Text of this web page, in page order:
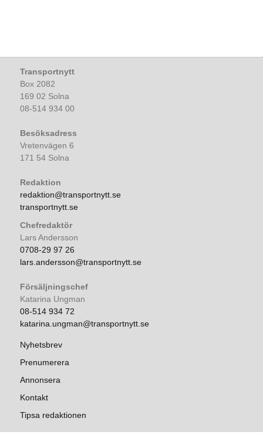
Transportnytt
Box 2082
169 02 Solna
08-514 934 00
Besöksadress
Vretenvägen 6
171 54 Solna
Redaktion
redaktion@transportnytt.se
transportnytt.se
Chefredaktör
Lars Andersson
0708-29 97 26
lars.andersson@transportnytt.se
Försäljningschef
Katarina Ungman
08-514 934 72
katarina.ungman@transportnytt.se
Nyhetsbrev
Prenumerera
Annonsera
Kontakt
Tipsa redaktionen